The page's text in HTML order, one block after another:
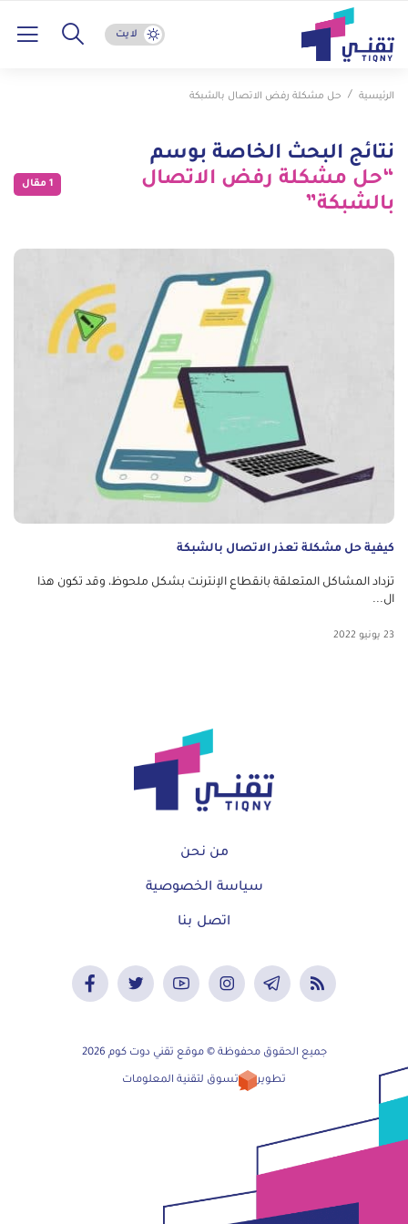
لايت
الرئيسية حل مشكلة رفض الاتصال بالشبكة
نتائج البحث الخاصة بوسم
“حل مشكلة رفض الاتصال
بالشبكة”
1 مقال
كيفية حل مشكلة تعذر الاتصال بالشبكة
تزداد المشاكل المتعلقة بانقطاع الإنترنت بشكل ملحوظ، وقد تكون هذا
ال...
23 يونيو 2022
من نحن
سياسة الخصوصية
اتصل بنا
جميع الحقوق محفوظة © موقع تقني دوت كوم 2026
تطوير تسوق لتقنية المعلومات